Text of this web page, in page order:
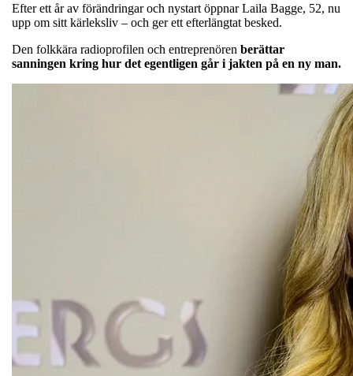
Efter ett år av förändringar och nystart öppnar Laila Bagge, 52, nu
upp om sitt kärleksliv – och ger ett efterlängtat besked.
Den folkkära radioprofilen och entreprenören berättar
sanningen kring hur det egentligen går i jakten på en ny man.